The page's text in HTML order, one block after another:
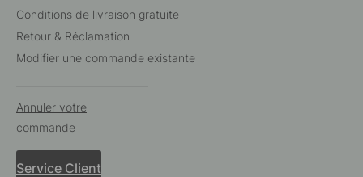
Conditions de livraison gratuite
Retour & Réclamation
Modifier une commande existante
Annuler votre
commande
Service Client